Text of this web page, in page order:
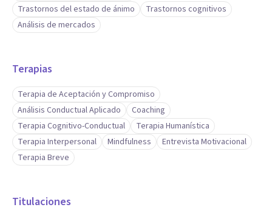
Trastornos del estado de ánimo
Trastornos cognitivos
Análisis de mercados
Terapias
Terapia de Aceptación y Compromiso
Análisis Conductual Aplicado
Coaching
Terapia Cognitivo-Conductual
Terapia Humanística
Terapia Interpersonal
Mindfulness
Entrevista Motivacional
Terapia Breve
Titulaciones